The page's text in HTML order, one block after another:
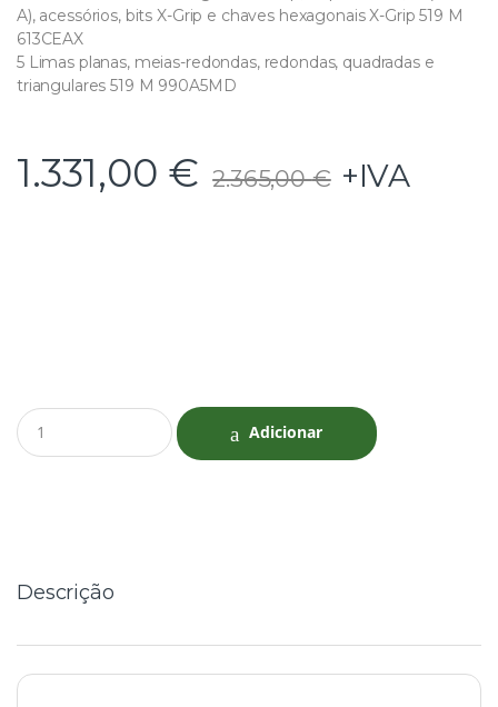
A), acessórios, bits X-Grip e chaves hexagonais X-Grip 519 M
613CEAX
5 Limas planas, meias-redondas, redondas, quadradas e
triangulares 519 M 990A5MD
1.331,00 € 2.365,00€ +IVA
Q
u
Adicionar
Descrição